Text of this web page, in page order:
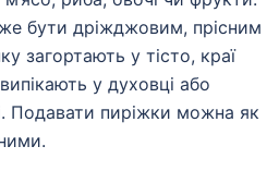
бути дріжджовим, прісним
загортають у тісто, краї
у духовці або
Подавати пиріжки можна як